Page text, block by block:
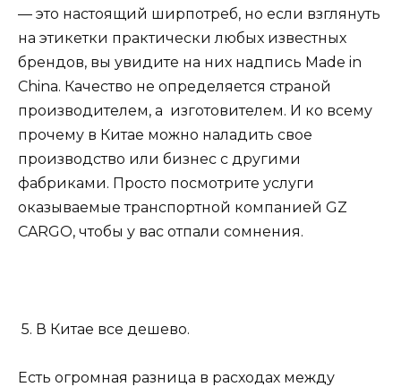
— это настоящий ширпотреб, но если взглянуть
на этикетки практически любых известных
брендов, вы увидите на них надпись Made in
China. Качество не определяется страной
производителем, а изготовителем. И ко всему
прочему в Китае можно наладить свое
производство или бизнес с другими
фабриками. Просто посмотрите услуги
оказываемые транспортной компанией GZ
CARGO, чтобы у вас отпали сомнения.
5. В Китае все дешево.
Есть огромная разница в расходах между